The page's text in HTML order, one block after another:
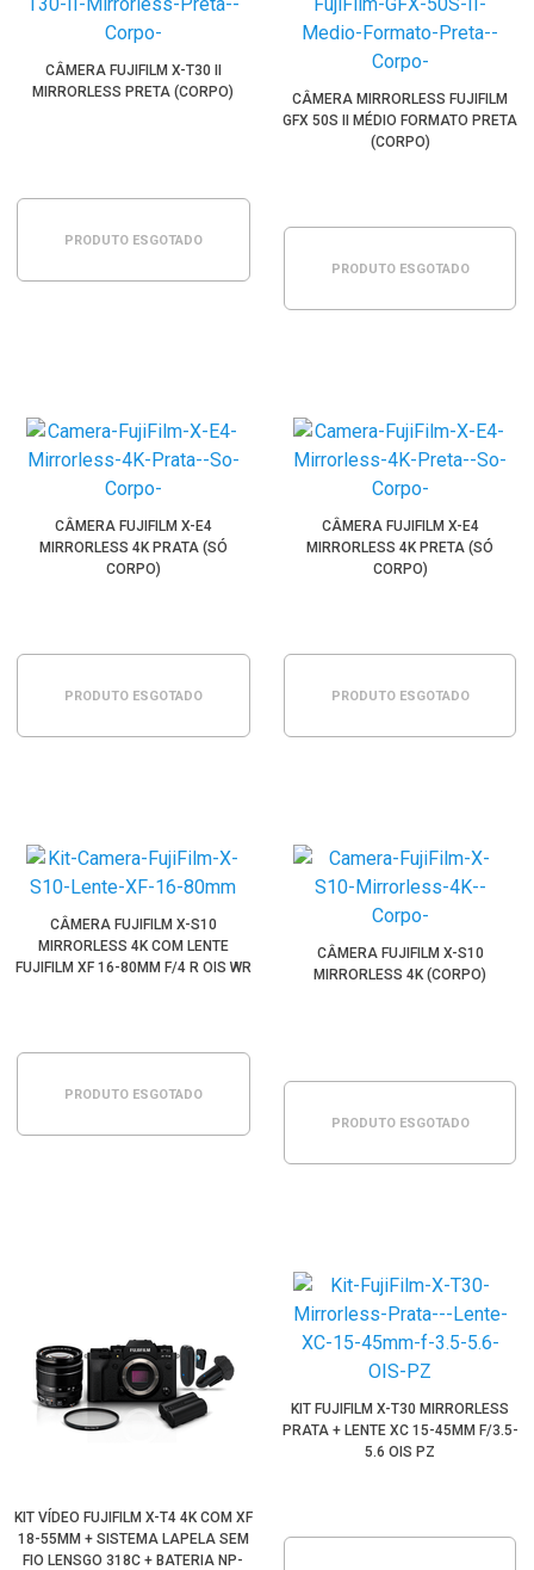
CÂMERA FUJIFILM X-T30 II
MIRRORLESS PRETA (CORPO)
PRODUTO ESGOTADO
CÂMERA MIRRORLESS FUJIFILM
GFX 50S II MÉDIO FORMATO PRETA
(CORPO)
PRODUTO ESGOTADO
CÂMERA FUJIFILM X-E4
MIRRORLESS 4K PRATA (SÓ
CORPO)
PRODUTO ESGOTADO
CÂMERA FUJIFILM X-E4
MIRRORLESS 4K PRETA (SÓ
CORPO)
PRODUTO ESGOTADO
CÂMERA FUJIFILM X-S10
MIRRORLESS 4K COM LENTE
FUJIFILM XF 16-80MM F/4 R OIS WR
PRODUTO ESGOTADO
CÂMERA FUJIFILM X-S10
MIRRORLESS 4K (CORPO)
PRODUTO ESGOTADO
KIT VÍDEO FUJIFILM X-T4 4K COM XF
18-55MM + SISTEMA LAPELA SEM
FIO LENSGO 318C + BATERIA NP-
KIT FUJIFILM X-T30 MIRRORLESS
PRATA + LENTE XC 15-45MM F/3.5-
5.6 OIS PZ